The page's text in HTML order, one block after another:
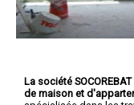
La société
de maison et